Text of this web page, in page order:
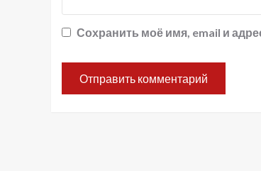
Сохранить моё имя, email и